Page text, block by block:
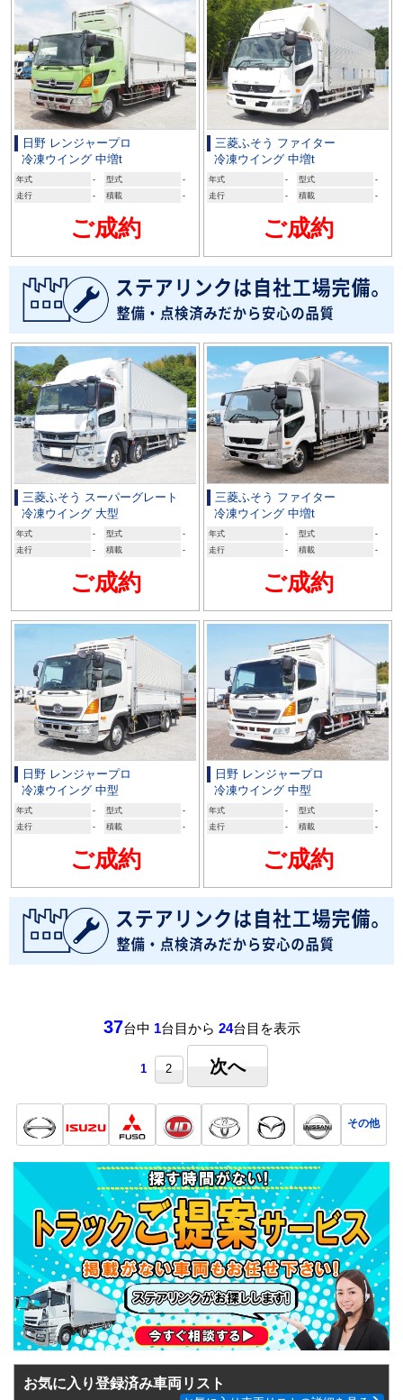
日野 レンジャープロ
冷凍ウイング 中増t
年式 - 型式
-
走行
- 積載 -
ご成約
三菱ふそう ファイター
冷凍ウイング 中増t
年式 - 型式
-
走行
- 積載 -
ご成約
三菱ふそう スーパーグレート
冷凍ウイング 大型
年式 - 型式
-
走行
- 積載 -
ご成約
三菱ふそう ファイター
冷凍ウイング 中増t
年式 - 型式
-
走行
- 積載 -
ご成約
日野 レンジャープロ
冷凍ウイング 中型
年式 - 型式
-
走行
- 積載 -
ご成約
日野 レンジャープロ
冷凍ウイング 中型
年式 - 型式
-
走行
- 積載 -
ご成約
37台中 1台目から 24台目を表示
1 2 次へ
その他
お気に入り登録済み車両リスト